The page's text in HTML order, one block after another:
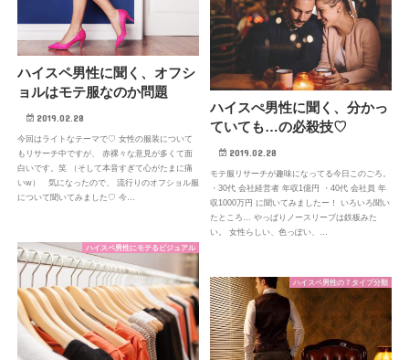
ハイスペ男性に聞く、オフシ
ョルはモテ服なのか問題
2019.02.28
今回はライトなテーマで♡ 女性の服装について
もリサーチ中ですが、 赤裸々な意見が多くて面
白いです。笑 （そして本音すぎて心がたまに痛
いw） 気になったので、 流行りのオフショル服
について聞いてみました♡ 今…
ハイスぺ男性に聞く、分かっ
ていても…の必殺技♡
2019.02.28
モテ服リサーチが趣味になってる今日このごろ。
・30代 会社経営者 年収1億円 ・40代 会社員 年
収1000万円 に聞いてみましたー！ いろいろ聞い
たところ… やっぱりノースリーブは鉄板みた
い。 女性らしい、色っぽい、…
ハイスペ男性にモテるビジュアル
ハイスペ男性の７タイプ分類